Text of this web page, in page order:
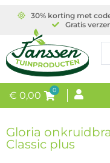
30% korting met
Gratis
€ 0,00 0
Gloria
Classic plus